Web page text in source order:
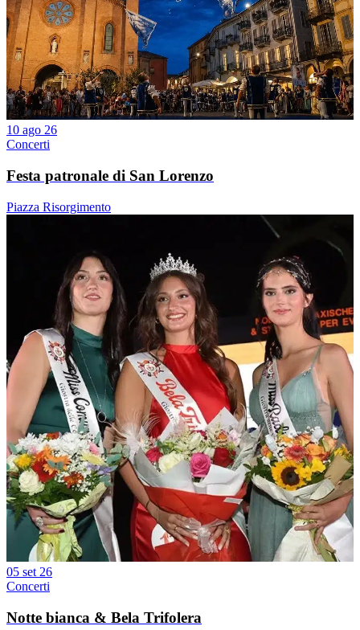
10 ago 26
Concerti
Festa patronale di San Lorenzo
Piazza Risorgimento
05 set 26
Concerti
Notte bianca & Bela Trifolera